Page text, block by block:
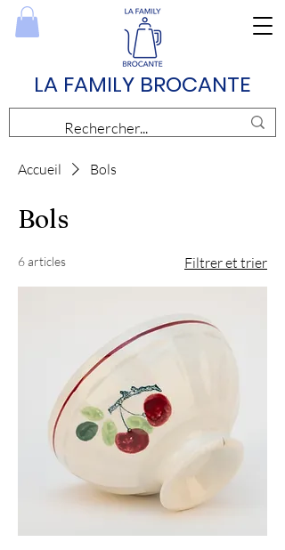
LA FAMILY BROCANTE
Accueil Bols
Bols
6 articles Filtrer et trier